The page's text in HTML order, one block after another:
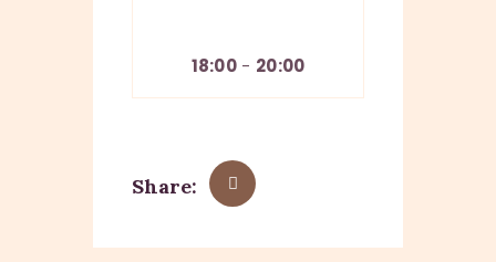
18:00 - 20:00
Share: